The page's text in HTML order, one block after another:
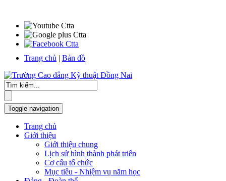
Trang chủ | Bản đồ
Toggle navigation
Trang chủ
Giới thiệu
Giới thiệu chung
Lịch sử hình thành phát triển
Cơ cấu tổ chức
Mục tiêu - Nhiệm vụ năm học